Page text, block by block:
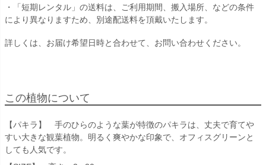
・「短期レンタル」の送料は、ご利用期間、搬入場所、などの条件
により異なりますため、別途配送料を頂戴いたします。
詳しくは、お届け希望日時と合わせて、お問い合わせください。
この植物について
【パキラ】 手のひらのような葉が特徴のパキラは、丈夫で育てや
すい大きな観葉植物。明るく爽やかな印象で、オフィスグリーンと
しても人気です。